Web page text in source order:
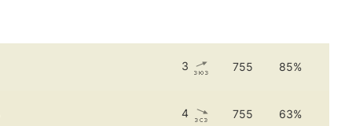
3 755 85%
4 755 63%